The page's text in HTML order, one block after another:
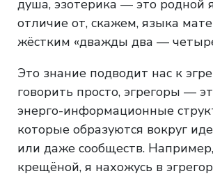
душа, эзотерика — это родной
отличие от, скажем, языка
жёстким «дважды два —
Это знание подводит нас к
говорить просто, эгрегоры —
энерго-информационные
которые образуются вокруг
или даже сообществ.
крещёной, я нахожусь в